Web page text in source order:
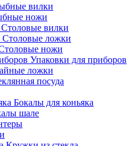
вилки
ножи
Столовые вилки
Столовые ложки
ножи
Упаковки для приборов
ложки
посуда
Бокалы для коньяка
шале